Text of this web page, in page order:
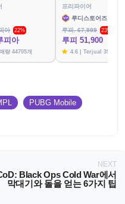
아
22%
피아
량 44705개
프리파이어
루디스토어즈
루피. 67,999
23%
루피 51,900
4.6 | Terjual 39787
PUBG Mobile
NEXT
Black Ops Cold War에서
막대기와 돌을 얻는 6가지 팁